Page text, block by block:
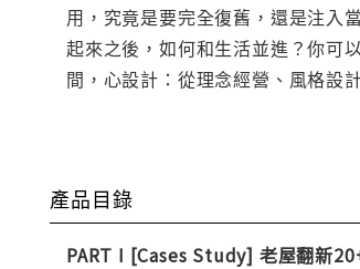
用，究竟是要完全復舊，還是注入
起來之後，如何和生活並進？你可
間，心設計：從理念經營、風格設
產品目錄
PART I [Cases Study] 老屋翻新